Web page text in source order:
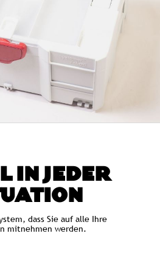
IN JEDER
dass Sie auf alle Ihre
mitnehmen werden.